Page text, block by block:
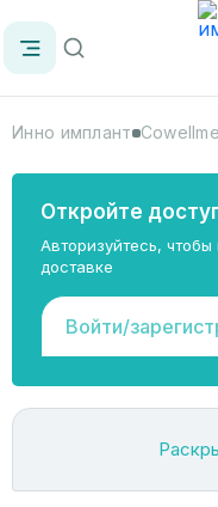
Инно имплант
Откройте
Авторизуйтесь, чтобы
доставке
Войти/